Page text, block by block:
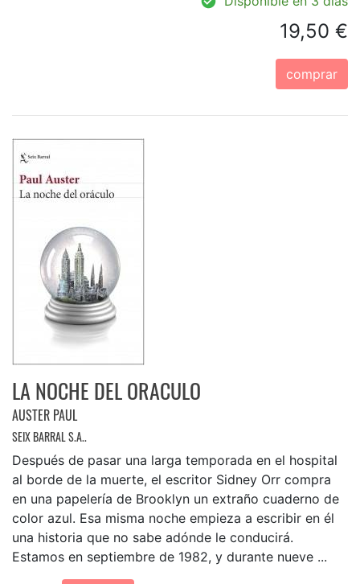
19,50 €
comprar
LA NOCHE DEL ORACULO
AUSTER PAUL
SEIX BARRAL S.A..
Después de pasar una larga temporada en el hospital
al borde de la muerte, el escritor Sidney Orr compra
en una papelería de Brooklyn un extraño cuaderno de
color azul. Esa misma noche empieza a escribir en él
una historia que no sabe adónde le conducirá.
Estamos en septiembre de 1982, y durante nueve ...